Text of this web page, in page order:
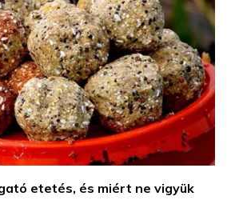
etetés, és miért ne vigyük